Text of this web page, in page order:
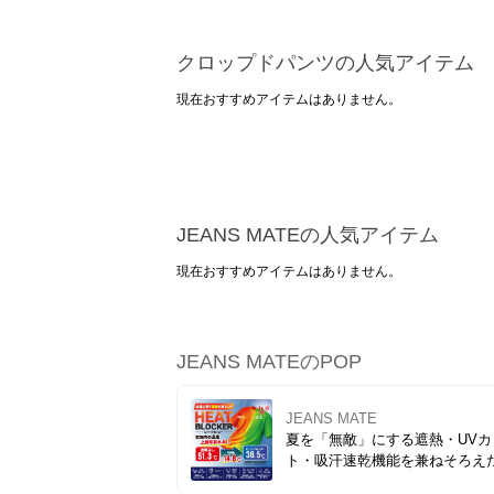
クロップドパンツの人気アイテム
現在おすすめアイテムはありません。
JEANS MATEの人気アイテム
現在おすすめアイテムはありません。
JEANS MATEのPOP
JEANS MATE
夏を「無敵」にする遮熱・UVカ
ト・吸汗速乾機能を兼ねそろえ